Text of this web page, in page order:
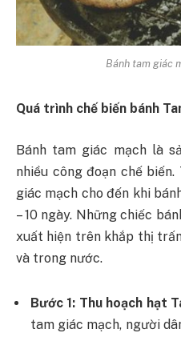
Bánh tam giác
Quá trình chế biến bánh
Bánh tam giác mạch là
nhiều công đoạn chế
giác mạch cho đến khi
– 10 ngày. Những chiếc
xuất hiện trên khắp thị
và trong nước.
Bước 1: Thu hoạch hạt
tam giác mạch, người